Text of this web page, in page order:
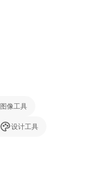
图像工具
设计工具